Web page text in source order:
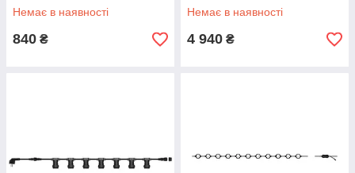
Немає в наявності
840 ₴
Немає в наявності
4 940 ₴